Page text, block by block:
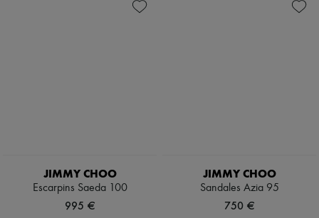
JIMMY CHOO
Escarpins Saeda 100
995 €
JIMMY CHOO
Sandales Azia 95
750 €